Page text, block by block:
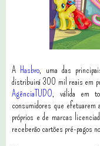
A Hasbro, uma das
distribuirá 300 mil reais em
AgênciaTUDO, válida em
consumidores que efetuarem
próprios e de marcas
receberão cartões pré-pagos